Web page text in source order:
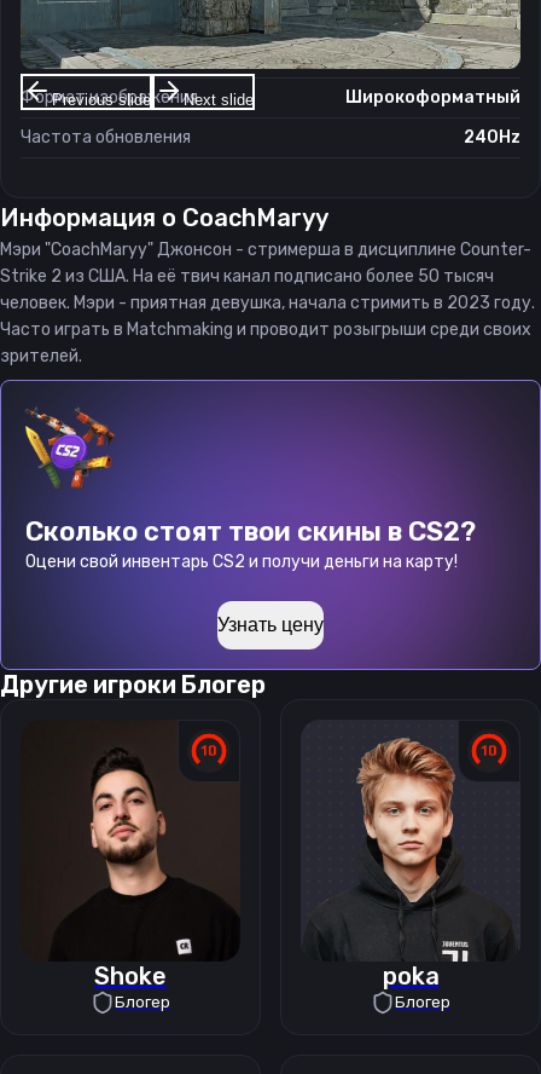
Previous slide Next slide
Разрешение
1920×1080
Соотношение сторон
16:9
Формат изображения
Широкоформатный
Частота обновления
240Hz
Информация о CoachMaryy
Мэри "CoachMaryy" Джонсон - стримерша в дисциплине Counter-
Strike 2 из США. На её твич канал подписано более 50 тысяч
человек. Мэри - приятная девушка, начала стримить в 2023 году.
Часто играть в Matchmaking и проводит розыгрыши среди своих
зрителей.
Сколько стоят твои скины в CS2?
Оцени свой инвентарь CS2 и получи деньги на карту!
Узнать цену
Другие игроки Блогер
Shoke
Блогер
poka
Блогер